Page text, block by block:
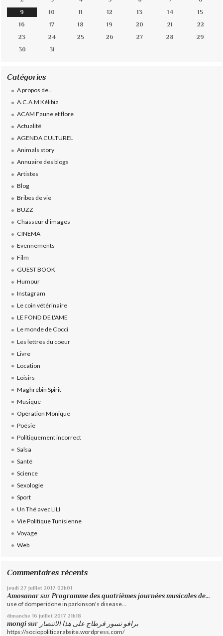
9
10 11 12 13 14
15
16
17 18 19 20 21
22
23
24 25 26 27 28
29
30
31
Catégories
A propos de...
A.C.A.M Kélibia
ACAM Faune et flore
Actualité
AGENDA CULTUREL
Animals story
Annuaire des blogs
Artistes
Blog
Bribes de vie
BUZZ
Chasseur d'images
CINEMA
Evennements
Film
GUEST BOOK
Humour
Instagram
Le coin vétérinaire
LE FOND DE L'AME
Le monde de Cocci
Les lettres du coeur
Livre
Location
Loisirs
Maghrébin Spirit
Musique
Opération Monique
Poésie
Politiquement incorrect
Salsa
Santé
Science
Sexologie
Sport
Un Thé avec LILI
Vie Politique Tunisienne
Voyage
Web
Commentaires récents
jeudi 27 juillet 2017 02h01
Amosanar surProgramme des quatrièmes journées musicales de...
use of domperidone in parkinson's disease...
dimanche 16 juillet 2017 21h18
mongi sur برافو نسور قرطاج على هذا الانتصار
https://sociopoliticarabsite.wordpress.com/